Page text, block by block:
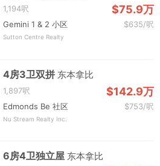
1,194呎 $75.9万
Gemini 1 & 2 小区 $635/呎
Sutton Centre Realty
4房3卫双拼 东本拿比
1,897呎 $142.9万
Edmonds Be 社区 $753/呎
Nu Stream Realty Inc.
6房4卫独立屋 东本拿比